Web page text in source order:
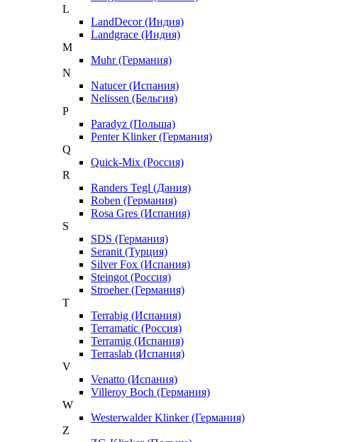
L
LandDecor (Индия)
Landgrace (Индия)
M
Muhr (Германия)
N
Natucer (Испания)
Nelissen (Бельгия)
P
Paradyz (Польша)
Penter Klinker (Германия)
Q
Quick-Mix (Россия)
R
Randers Tegl (Дания)
Roben (Германия)
Rosa Gres (Испания)
S
SDS (Германия)
Seranit (Турция)
Silver Fox (Испания)
Steingot (Россия)
Stroeher (Германия)
T
Terrabig (Испания)
Terramatic (Россия)
Terramig (Испания)
Terraslab (Испания)
V
Venatto (Испания)
Villeroy Boch (Германия)
W
Westerwalder Klinker (Германия)
Z